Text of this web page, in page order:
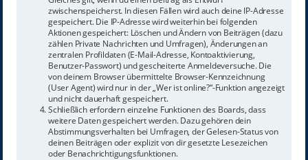
zwischenspeicherst. In diesen Fällen wird auch deine IP-Adresse
gespeichert. Die IP-Adresse wird weiterhin bei folgenden
Aktionen gespeichert: Löschen und Ändern von Beiträgen (dazu
zählen Private Nachrichten und Umfragen), Änderungen an
zentralen Profildaten (E-Mail-Adresse, Kontoaktivierung,
Benutzer-Passwort) und gescheiterte Anmeldeversuche. Die
von deinem Browser übermittelte Browser-Kennzeichnung
(User Agent) wird nur in der „Wer ist online?“-Funktion angezeigt
und nicht dauerhaft gespeichert.
Schließlich erfordern einzelne Funktionen des Boards, dass
weitere Daten gespeichert werden. Dazu gehören dein
Abstimmungsverhalten bei Umfragen, der Gelesen-Status von
deinen Beiträgen oder explizit von dir gesetzte Lesezeichen
oder Benachrichtigungsfunktionen.